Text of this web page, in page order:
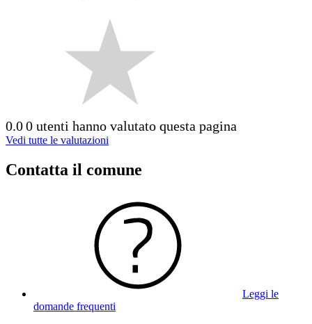
0.00 utenti hanno valutato questa pagina
Vedi tutte le valutazioni
Contatta il comune
Leggi le
domande frequenti